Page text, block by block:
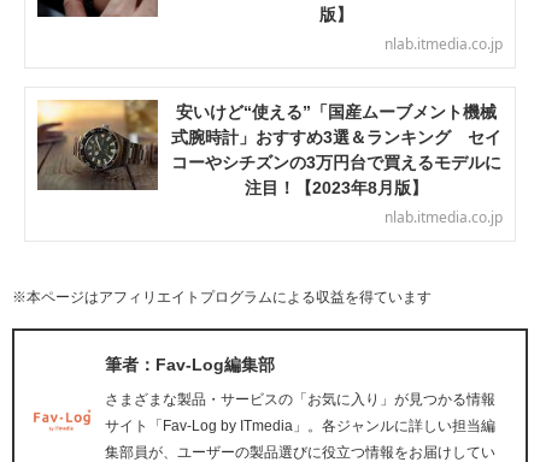
版】
nlab.itmedia.co.jp
安いけど“使える”「国産ムーブメント機械
式腕時計」おすすめ3選＆ランキング セイ
コーやシチズンの3万円台で買えるモデルに
注目！【2023年8月版】
nlab.itmedia.co.jp
※本ページはアフィリエイトプログラムによる収益を得ています
筆者：Fav-Log編集部
さまざまな製品・サービスの「お気に入り」が見つかる情報
サイト「Fav-Log by ITmedia」。各ジャンルに詳しい担当編
集部員が、ユーザーの製品選びに役立つ情報をお届けしてい